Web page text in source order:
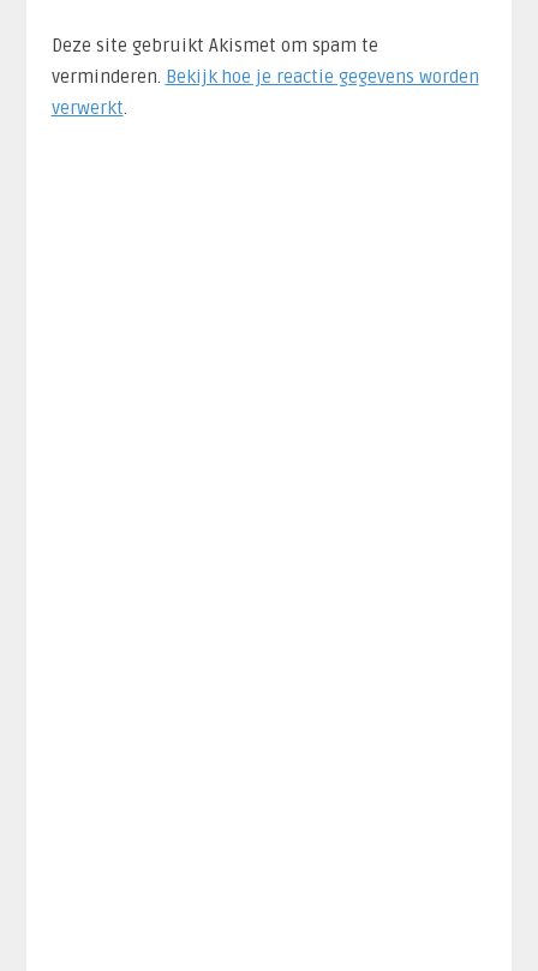
Deze site gebruikt Akismet om spam te
verminderen. Bekijk hoe je reactie gegevens worden
verwerkt.